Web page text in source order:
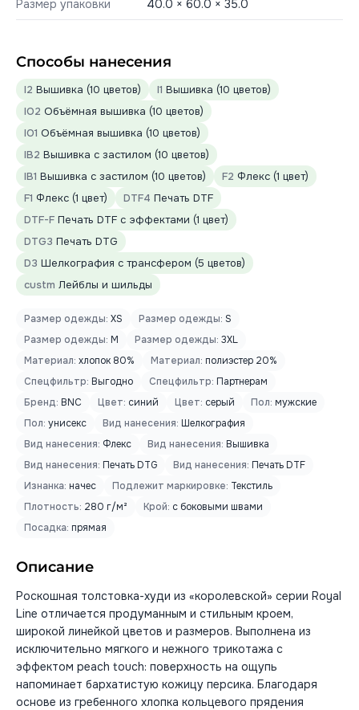
Размер упаковки 40.0 × 60.0 × 35.0
Способы нанесения
I2 Вышивка (10 цветов) I1 Вышивка (10 цветов)
IO2 Объёмная вышивка (10 цветов)
IO1 Объёмная вышивка (10 цветов)
IB2 Вышивка с застилом (10 цветов)
IB1 Вышивка с застилом (10 цветов) F2 Флекс (1 цвет)
F1 Флекс (1 цвет) DTF4 Печать DTF
DTF-F Печать DTF с эффектами (1 цвет)
DTG3 Печать DTG
D3 Шелкография с трансфером (5 цветов)
custm Лейблы и шильды
Размер одежды: XS Размер одежды: S
Размер одежды: M Размер одежды: 3XL
Материал: хлопок 80% Материал: полиэстер 20%
Спецфильтр: Выгодно Спецфильтр: Партнерам
Бренд: BNC Цвет: синий Цвет: серый Пол: мужские
Пол: унисекс Вид нанесения: Шелкография
Вид нанесения: Флекс Вид нанесения: Вышивка
Вид нанесения: Печать DTG Вид нанесения: Печать DTF
Изнанка: начес Подлежит маркировке: Текстиль
Плотность: 280 г/м² Крой: с боковыми швами
Посадка: прямая
Описание
Роскошная толстовка-худи из «королевской» серии Royal
Line отличается продуманным и стильным кроем,
широкой линейкой цветов и размеров. Выполнена из
исключительно мягкого и нежного трикотажа с
эффектом peach touch: поверхность на ощупь
напоминает бархатистую кожицу персика. Благодаря
основе из гребенного хлопка кольцевого прядения